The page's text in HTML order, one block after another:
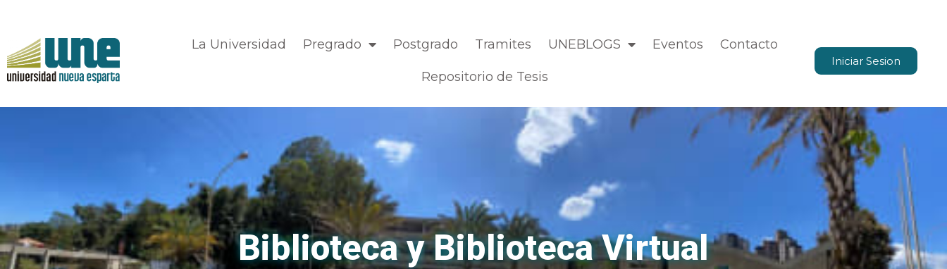
La Universidad Pregrado Postgrado Tramites UNEBLOGS Eventos Contacto
Repositorio de Tesis
Iniciar Sesion
Biblioteca y Biblioteca Virtual